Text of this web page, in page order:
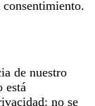
de nuestro
está
no se